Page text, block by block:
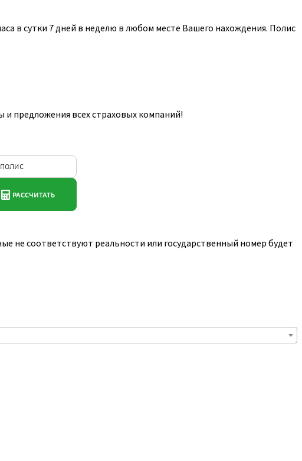
в сутки 7 дней в неделю в любом месте Вашего нахождения. Полис
предложения всех страховых компаний!
не соответствуют реальности или государственный номер будет